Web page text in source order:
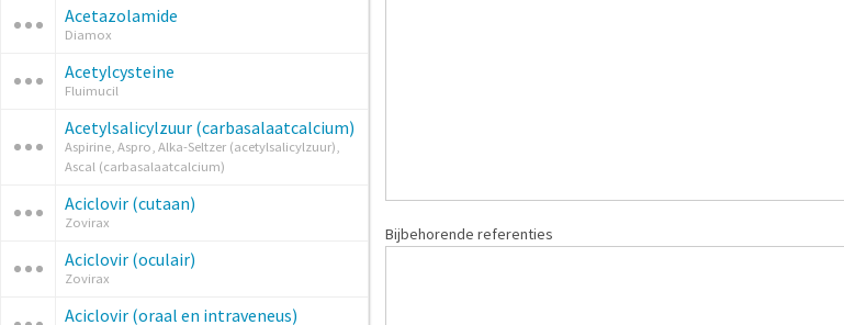
Acetazolamide
Diamox
Acetylcysteine
Fluimucil
Acetylsalicylzuur (carbasalaatcalcium)
Aspirine, Aspro, Alka-Seltzer (acetylsalicylzuur),
Ascal (carbasalaatcalcium)
Aciclovir (cutaan)
Zovirax
Aciclovir (oculair)
Zovirax
Aciclovir (oraal en intraveneus)
Bijbehorende referenties